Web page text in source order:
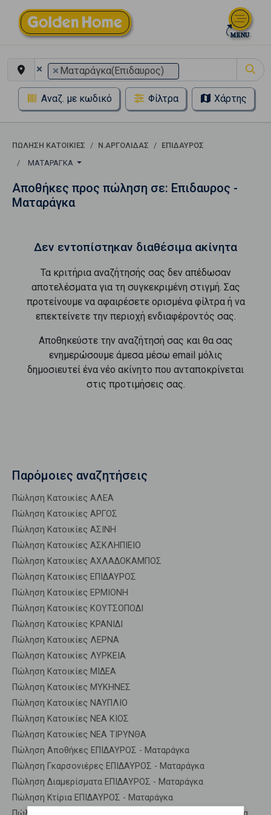
× × Ματαράγκα(Επιδαυρος)
Αναζ. με κωδικό Φίλτρα Χάρτης
ΠΏΛΗΣΗ ΚΑΤΟΙΚΊΕΣ Ν.ΑΡΓΟΛΙΔΑΣ
ΕΠΙΔΑΥΡΟΣ
ΜΑΤΑΡΆΓΚΑ
Αποθήκες προς πώληση σε: Επιδαυρος -
Ματαράγκα
Δεν εντοπίστηκαν διαθέσιμα ακίνητα
Τα κριτήρια αναζήτησής σας δεν απέδωσαν
αποτελέσματα για τη συγκεκριμένη στιγμή. Σας
προτείνουμε να αφαιρέσετε ορισμένα φίλτρα ή να
επεκτείνετε την περιοχή ενδιαφέροντός σας.
Αποθηκεύστε την αναζήτησή σας και θα σας
ενημερώσουμε άμεσα μέσω email μόλις
δημοσιευτεί ένα νέο ακίνητο που ανταποκρίνεται
στις προτιμήσεις σας.
Παρόμοιες αναζητήσεις
Πώληση Κατοικίες ΑΛΕΑ
Πώληση Κατοικίες ΑΡΓΟΣ
Πώληση Κατοικίες ΑΣΙΝΗ
Πώληση Κατοικίες ΑΣΚΛΗΠΙΕΙΟ
Πώληση Κατοικίες ΑΧΛΑΔΟΚΑΜΠΟΣ
Πώληση Κατοικίες ΕΠΙΔΑΥΡΟΣ
Πώληση Κατοικίες ΕΡΜΙΟΝΗ
Πώληση Κατοικίες ΚΟΥΤΣΟΠΟΔΙ
Πώληση Κατοικίες ΚΡΑΝΙΔΙ
Πώληση Κατοικίες ΛΕΡΝΑ
Πώληση Κατοικίες ΛΥΡΚΕΙΑ
Πώληση Κατοικίες ΜΙΔΕΑ
Πώληση Κατοικίες ΜΥΚΗΝΕΣ
Πώληση Κατοικίες ΝΑΥΠΛΙΟ
Πώληση Κατοικίες ΝΕΑ ΚΙΟΣ
Πώληση Κατοικίες ΝΕΑ ΤΙΡΥΝΘΑ
Πώληση Αποθήκες ΕΠΙΔΑΥΡΟΣ - Ματαράγκα
Πώληση Γκαρσονιέρες ΕΠΙΔΑΥΡΟΣ - Ματαράγκα
Πώληση Διαμερίσματα ΕΠΙΔΑΥΡΟΣ - Ματαράγκα
Πώληση Κτίρια ΕΠΙΔΑΥΡΟΣ - Ματαράγκα